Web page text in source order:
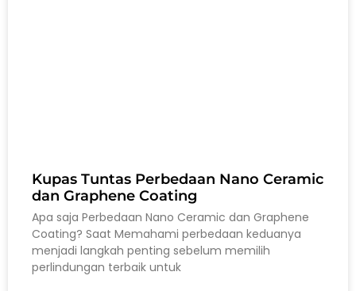
Kupas Tuntas Perbedaan Nano Ceramic
dan Graphene Coating
Apa saja Perbedaan Nano Ceramic dan Graphene
Coating? Saat Memahami perbedaan keduanya
menjadi langkah penting sebelum memilih
perlindungan terbaik untuk